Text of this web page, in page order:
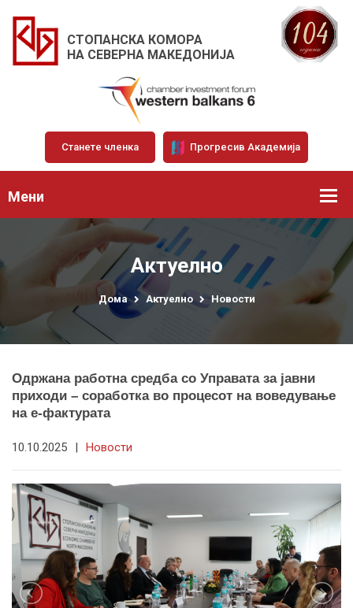
СТОПАНСКА КОМОРА
НА СЕВЕРНА МАКЕДОНИЈА
Станете членка Прогресив Академија
Мени
Актуелно
Дома Актуелно Новости
Одржана работна средба со Управата за јавни
приходи – соработка во процесот на воведување
на е-фактурата
10.10.2025 | Новости